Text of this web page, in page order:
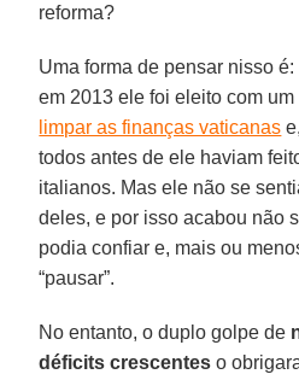
reforma?
Uma forma de pensar nisso é:
em 2013 ele foi eleito com
limpar as finanças vaticanas
todos antes de ele haviam
italianos. Mas ele não se
deles, e por isso acabou não
podia confiar e, mais ou
“pausar”.
No entanto, o duplo golpe de
déficits crescentes o